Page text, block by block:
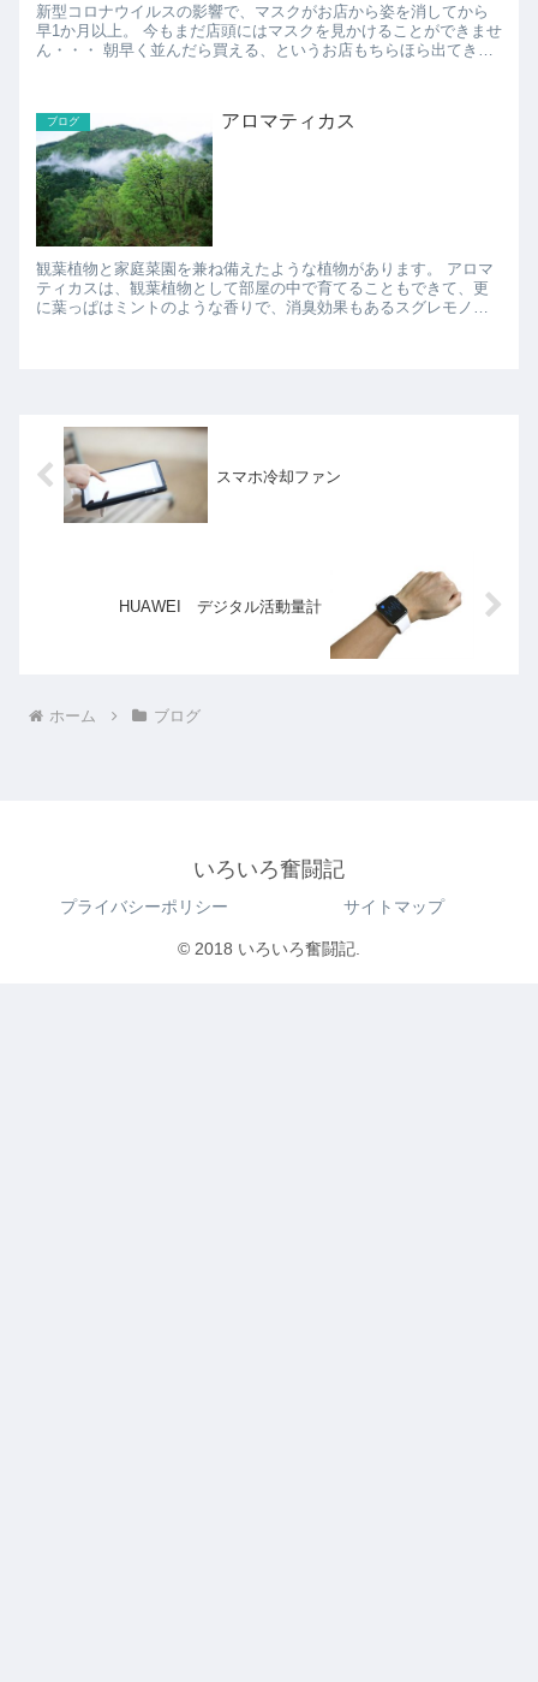
新型コロナウイルスの影響で、マスクがお店から姿を消してから
早1か月以上。 今もまだ店頭にはマスクを見かけることができませ
ん・・・ 朝早く並んだら買える、というお店もちらほら出てきて
ブログ アロマティカス
観葉植物と家庭菜園を兼ね備えたような植物があります。 アロマ
ティカスは、観葉植物として部屋の中で育てることもできて、更
に葉っぱはミントのような香りで、消臭効果もあるスグレモノで
スマホ冷却ファン
HUAWEI デジタル活動量計
ホーム ブログ
いろいろ奮闘記
プライバシーポリシー サイトマップ
© 2018 いろいろ奮闘記.